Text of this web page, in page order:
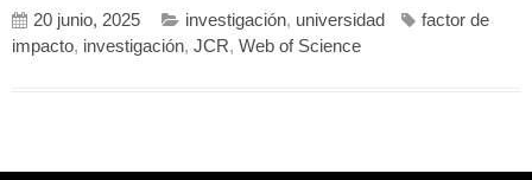
20 junio, 2025 investigación, universidad
factor de
impacto, investigación, JCR, Web of Science